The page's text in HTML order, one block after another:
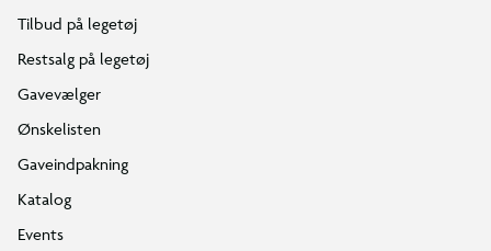
Tilbud på legetøj
Restsalg på legetøj
Gavevælger
Ønskelisten
Gaveindpakning
Katalog
Events